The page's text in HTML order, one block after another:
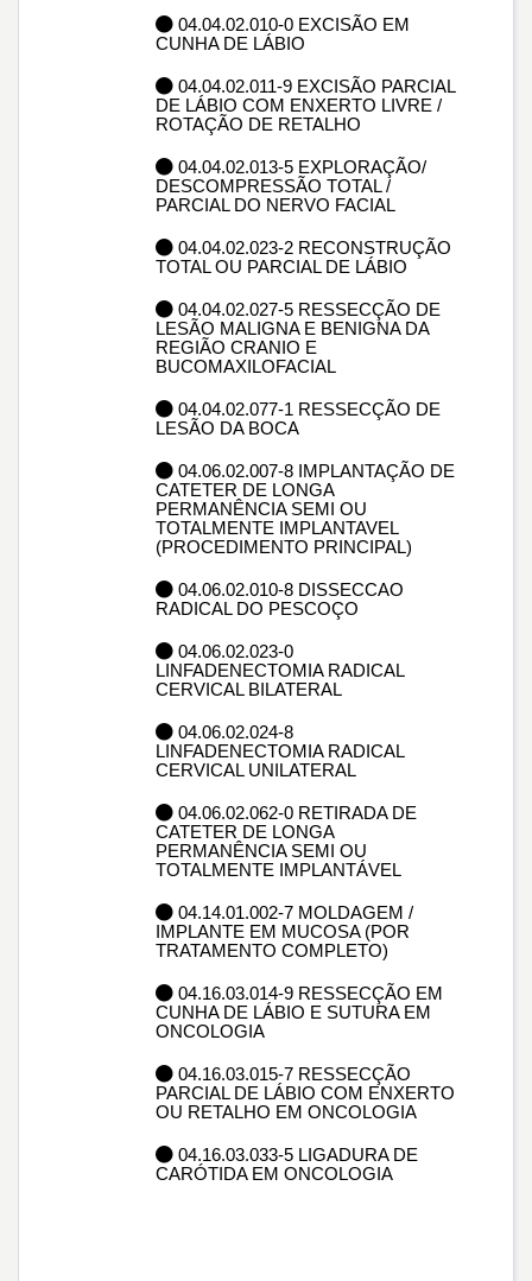
04.04.02.010-0 EXCISÃO EM
CUNHA DE LÁBIO
04.04.02.011-9 EXCISÃO PARCIAL
DE LÁBIO COM ENXERTO LIVRE /
ROTAÇÃO DE RETALHO
04.04.02.013-5 EXPLORAÇÃO/
DESCOMPRESSÃO TOTAL /
PARCIAL DO NERVO FACIAL
04.04.02.023-2 RECONSTRUÇÃO
TOTAL OU PARCIAL DE LÁBIO
04.04.02.027-5 RESSECÇÃO DE
LESÃO MALIGNA E BENIGNA DA
REGIÃO CRANIO E
BUCOMAXILOFACIAL
04.04.02.077-1 RESSECÇÃO DE
LESÃO DA BOCA
04.06.02.007-8 IMPLANTAÇÃO DE
CATETER DE LONGA
PERMANÊNCIA SEMI OU
TOTALMENTE IMPLANTAVEL
(PROCEDIMENTO PRINCIPAL)
04.06.02.010-8 DISSECCAO
RADICAL DO PESCOÇO
04.06.02.023-0
LINFADENECTOMIA RADICAL
CERVICAL BILATERAL
04.06.02.024-8
LINFADENECTOMIA RADICAL
CERVICAL UNILATERAL
04.06.02.062-0 RETIRADA DE
CATETER DE LONGA
PERMANÊNCIA SEMI OU
TOTALMENTE IMPLANTÁVEL
04.14.01.002-7 MOLDAGEM /
IMPLANTE EM MUCOSA (POR
TRATAMENTO COMPLETO)
04.16.03.014-9 RESSECÇÃO EM
CUNHA DE LÁBIO E SUTURA EM
ONCOLOGIA
04.16.03.015-7 RESSECÇÃO
PARCIAL DE LÁBIO COM ENXERTO
OU RETALHO EM ONCOLOGIA
04.16.03.033-5 LIGADURA DE
CARÓTIDA EM ONCOLOGIA